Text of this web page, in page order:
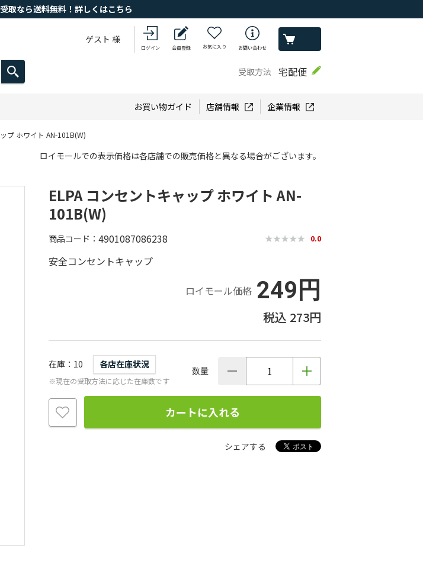
取なら送料無料！詳しくはこちら
ゲスト 様
ログイン 会員登録 お気に入り お問い合わせ
受取方法 宅配便
お買い物ガイド 店舗情報 企業情報
プ ホワイト AN-101B(W)
ロイモールでの表示価格は各店舗での販売価格と異なる場合がございます。
ELPA コンセントキャップ ホワイト AN-
101B(W)
商品コード 4901087086238 0.0
安全コンセントキャップ
ロイモール価格 249円
273円
在庫 10 各店在庫状況
※現在の受取方法に応じた在庫数です
数量
カートに入れる
シェアする